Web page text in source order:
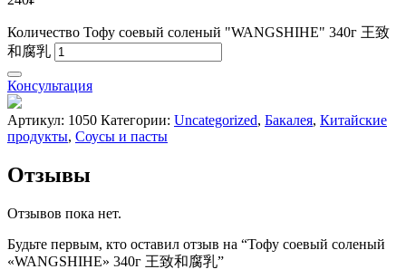
Количество Тофу соевый соленый "WANGSHIHE" 340г 王致
和腐乳
Консультация
Артикул: 1050 Категории: Uncategorized, Бакалея, Китайские
продукты, Соусы и пасты
Отзывы
Отзывов пока нет.
Будьте первым, кто оставил отзыв на “Тофу соевый соленый
«WANGSHIHE» 340г 王致和腐乳”